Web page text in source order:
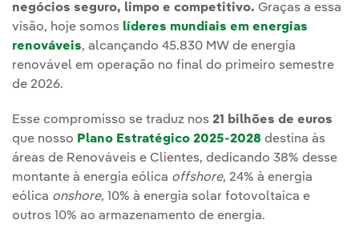
negócios seguro, limpo e competitivo. Graças a essa
visão, hoje somos líderes mundiais em energias
renováveis, alcançando 45.830 MW de energia
renovável em operação no final do primeiro semestre
de 2026.
Esse compromisso se traduz nos 21 bilhões de euros
que nosso Plano Estratégico 2025-2028 destina às
áreas de Renováveis e Clientes, dedicando 38% desse
montante à energia eólica offshore, 24% à energia
eólica onshore, 10% à energia solar fotovoltaica e
outros 10% ao armazenamento de energia.